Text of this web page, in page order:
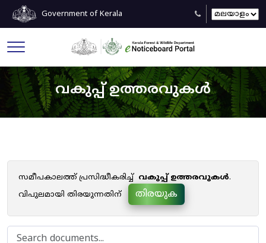
Government of Kerala
വകുപ്പ് ഉത്തരവുകൾ
സമീപകാലത്ത് പ്രസിദ്ധീകരിച്ച് വകുപ്പ് ഉത്തരവുകൾ.
വിപുലമായി തിരയുന്നതിന്
തിരയുക